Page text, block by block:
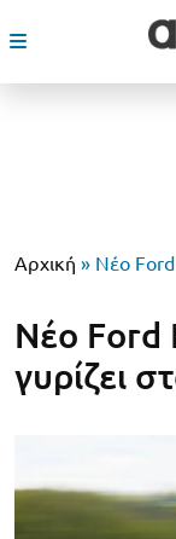
Αρχική » Νέο Ford
Νέο Ford
γυρίζει